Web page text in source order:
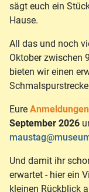
sägt euch ein
Hause.
All das und noch
Oktober zwischen
bieten wir einen
Eure Anmeldungen
September 2026
Und damit ihr
erwartet - hier ein
kleinen Rückblick